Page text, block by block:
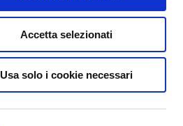
Accetta selezionati
Usa solo i cookie necessari